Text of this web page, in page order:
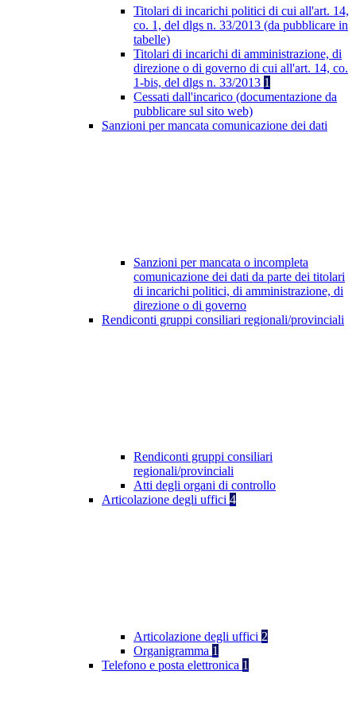
Titolari di incarichi politici di cui all'art. 14,
co. 1, del dlgs n. 33/2013 (da pubblicare in
tabelle)
Titolari di incarichi di amministrazione, di
direzione o di governo di cui all'art. 14, co.
1-bis, del dlgs n. 33/2013 1
Cessati dall'incarico (documentazione da
pubblicare sul sito web)
Sanzioni per mancata comunicazione dei dati
Sanzioni per mancata o incompleta
comunicazione dei dati da parte dei titolari
di incarichi politici, di amministrazione, di
direzione o di governo
Rendiconti gruppi consiliari regionali/provinciali
Rendiconti gruppi consiliari
regionali/provinciali
Atti degli organi di controllo
Articolazione degli uffici 4
Articolazione degli uffici 2
Organigramma 1
Telefono e posta elettronica 1